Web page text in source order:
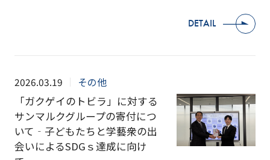
DETAIL
2026.03.19 その他
「ガクゲイのトビラ」に対する
サンマルクグループの寄付につ
いて‐子どもたちと学藝衆の出
会いによるSDGｓ達成に向け